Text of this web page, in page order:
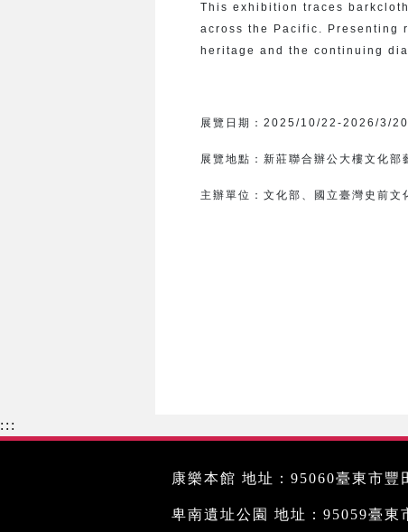
This exhibition traces
across the Pacific. Presenting
heritage and the continuing
展覽日期： 2025/10/22-2026/3/20
展覽地點：新莊聯合辦公大樓文化
主辦單位： 文化部、 國立臺灣史前文
:::
康樂本館 地址：95060臺東市
卑南遺址公園 地址：95059臺